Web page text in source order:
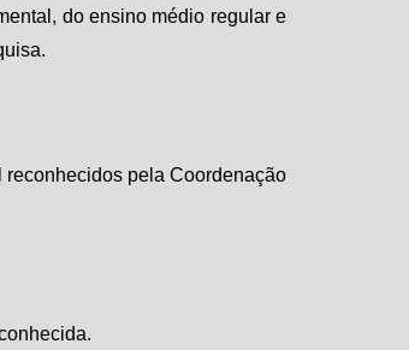
do ensino médio regular e
reconhecidos pela Coordenação